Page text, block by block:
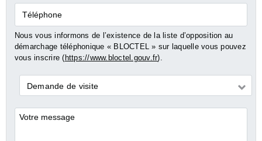
Téléphone
Nous vous informons de l’existence de la liste d’opposition au
démarchage téléphonique « BLOCTEL » sur laquelle vous pouvez
vous inscrire ( https://www.bloctel.gouv.fr).
Demande
*
Demande de visite
Commentaires